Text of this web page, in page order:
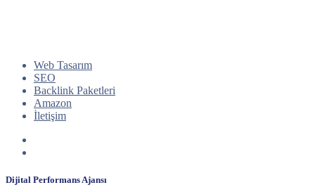
Web Tasarım
SEO
Backlink Paketleri
Amazon
İletişim
Dijital Performans Ajansı